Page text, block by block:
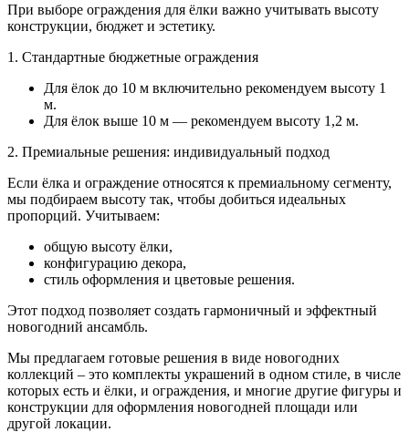
При выборе ограждения для ёлки важно учитывать высоту
конструкции, бюджет и эстетику.
1. Стандартные бюджетные ограждения
Для ёлок до 10 м включительно рекомендуем высоту 1
м.
Для ёлок выше 10 м — рекомендуем высоту 1,2 м.
2. Премиальные решения: индивидуальный подход
Если ёлка и ограждение относятся к премиальному сегменту,
мы подбираем высоту так, чтобы добиться идеальных
пропорций. Учитываем:
общую высоту ёлки,
конфигурацию декора,
стиль оформления и цветовые решения.
Этот подход позволяет создать гармоничный и эффектный
новогодний ансамбль.
Мы предлагаем готовые решения в виде новогодних
коллекций – это комплекты украшений в одном стиле, в числе
которых есть и ёлки, и ограждения, и многие другие фигуры и
конструкции для оформления новогодней площади или
другой локации.